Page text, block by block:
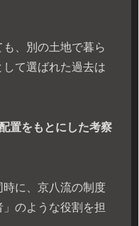
、別の土地で暮ら
て選ばれた過去は
置をもとにした考察
に、京八流の制度
のような役割を担